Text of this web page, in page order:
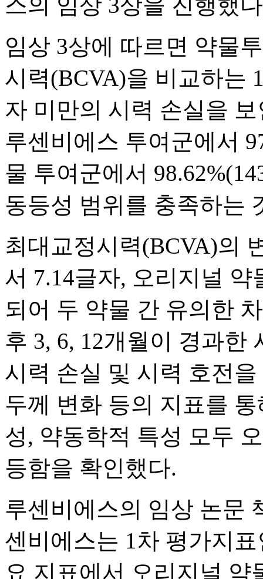
임상 3상에 따르면 약물
시력(BCVA)을 비교하는
자 미만의 시력 손실을
루센비에스 투여군에서
물 투여군에서
동등성 범위를 충족하는
최대교정시력(BCVA)의
서 7.14글자, 오리지널
되어 두 약물 간 유의한
후 3, 6, 12개월이 경과한
시력 손실 및 시력 호전
두께 변화 등의 지표를
성, 약동학적 특성 모두
등함을 확인했다.
루센비에스의 임상 논문
센비에스는 1차 평가지
요 지표에서 오리지널